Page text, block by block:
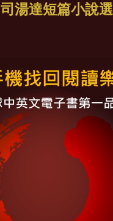
司湯達短篇小說選